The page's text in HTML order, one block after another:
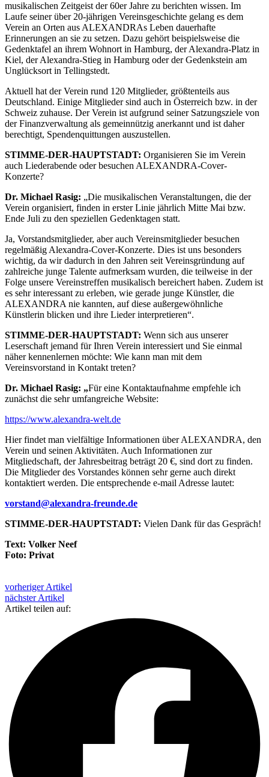
musikalischen Zeitgeist der 60er Jahre zu berichten wissen. Im
Laufe seiner über 20-jährigen Vereinsgeschichte gelang es dem
Verein an Orten aus ALEXANDRAs Leben dauerhafte
Erinnerungen an sie zu setzen. Dazu gehört beispielsweise die
Gedenktafel an ihrem Wohnort in Hamburg, der Alexandra-Platz in
Kiel, der Alexandra-Stieg in Hamburg oder der Gedenkstein am
Unglücksort in Tellingstedt.
Aktuell hat der Verein rund 120 Mitglieder, größtenteils aus
Deutschland. Einige Mitglieder sind auch in Österreich bzw. in der
Schweiz zuhause. Der Verein ist aufgrund seiner Satzungsziele von
der Finanzverwaltung als gemeinnützig anerkannt und ist daher
berechtigt, Spendenquittungen auszustellen.
STIMME-DER-HAUPTSTADT: Organisieren Sie im Verein
auch Liederabende oder besuchen ALEXANDRA-Cover-
Konzerte?
Dr. Michael Rasig: „Die musikalischen Veranstaltungen, die der
Verein organisiert, finden in erster Linie jährlich Mitte Mai bzw.
Ende Juli zu den speziellen Gedenktagen statt.
Ja, Vorstandsmitglieder, aber auch Vereinsmitglieder besuchen
regelmäßig Alexandra-Cover-Konzerte. Dies ist uns besonders
wichtig, da wir dadurch in den Jahren seit Vereinsgründung auf
zahlreiche junge Talente aufmerksam wurden, die teilweise in der
Folge unsere Vereinstreffen musikalisch bereichert haben. Zudem ist
es sehr interessant zu erleben, wie gerade junge Künstler, die
ALEXANDRA nie kannten, auf diese außergewöhnliche
Künstlerin blicken und ihre Lieder interpretieren“.
STIMME-DER-HAUPTSTADT: Wenn sich aus unserer
Leserschaft jemand für Ihren Verein interessiert und Sie einmal
näher kennenlernen möchte: Wie kann man mit dem
Vereinsvorstand in Kontakt treten?
Dr. Michael Rasig: „Für eine Kontaktaufnahme empfehle ich
zunächst die sehr umfangreiche Website:
https://www.alexandra-welt.de
Hier findet man vielfältige Informationen über ALEXANDRA, den
Verein und seinen Aktivitäten. Auch Informationen zur
Mitgliedschaft, der Jahresbeitrag beträgt 20 €, sind dort zu finden.
Die Mitglieder des Vorstandes können sehr gerne auch direkt
kontaktiert werden. Die entsprechende e-mail Adresse lautet:
vorstand@alexandra-freunde.de
STIMME-DER-HAUPTSTADT: Vielen Dank für das Gespräch!
Text: Volker Neef
Foto: Privat
vorheriger Artikel
nächster Artikel
Artikel teilen auf: